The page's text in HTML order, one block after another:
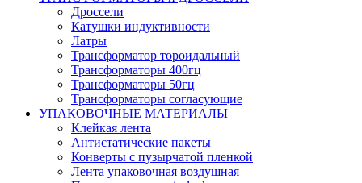
Дроссели
Катушки индуктивности
Латры
Трансформатор тороидальный
Трансформаторы 400гц
Трансформаторы 50гц
Трансформаторы согласующие
УПАКОВОЧНЫЕ МАТЕРИАЛЫ
Клейкая лента
Антистатические пакеты
Конверты с пузырчатой пленкой
Лента упаковочная воздушная